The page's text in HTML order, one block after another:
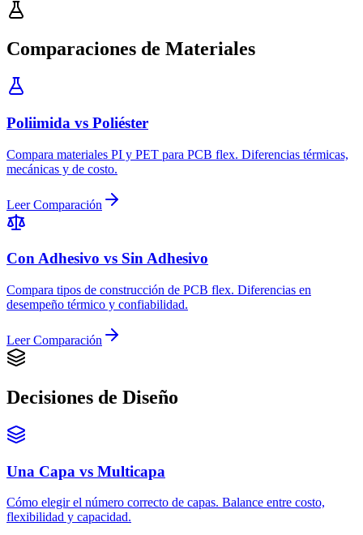
Comparaciones de Materiales
Poliimida vs Poliéster
Compara materiales PI y PET para PCB flex. Diferencias térmicas,
mecánicas y de costo.
Leer Comparación
Con Adhesivo vs Sin Adhesivo
Compara tipos de construcción de PCB flex. Diferencias en
desempeño térmico y confiabilidad.
Leer Comparación
Decisiones de Diseño
Una Capa vs Multicapa
Cómo elegir el número correcto de capas. Balance entre costo,
flexibilidad y capacidad.